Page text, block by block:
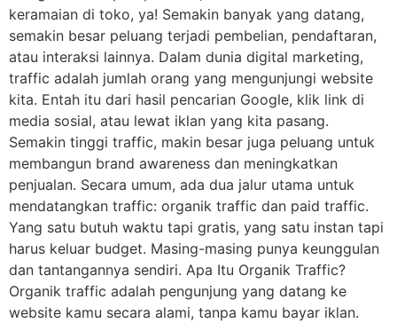
keramaian di toko, ya! Semakin banyak yang datang,
semakin besar peluang terjadi pembelian, pendaftaran,
atau interaksi lainnya. Dalam dunia digital marketing,
traffic adalah jumlah orang yang mengunjungi website
kita. Entah itu dari hasil pencarian Google, klik link di
media sosial, atau lewat iklan yang kita pasang.
Semakin tinggi traffic, makin besar juga peluang untuk
membangun brand awareness dan meningkatkan
penjualan. Secara umum, ada dua jalur utama untuk
mendatangkan traffic: organik traffic dan paid traffic.
Yang satu butuh waktu tapi gratis, yang satu instan tapi
harus keluar budget. Masing-masing punya keunggulan
dan tantangannya sendiri. Apa Itu Organik Traffic?
Organik traffic adalah pengunjung yang datang ke
website kamu secara alami, tanpa kamu bayar iklan.